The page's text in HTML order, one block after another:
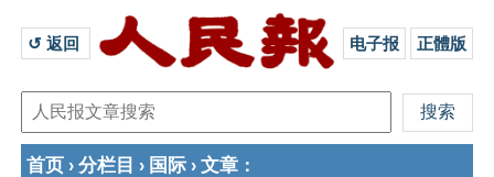
↺ 返回 电子报 正體版
首页 › 分栏目 › 国际 › 文章 ：